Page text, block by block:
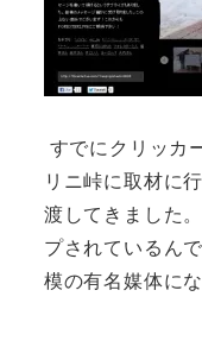
すでにクリッカ
リニ峠に取材に
渡してきました
プされているん
模の有名媒体に